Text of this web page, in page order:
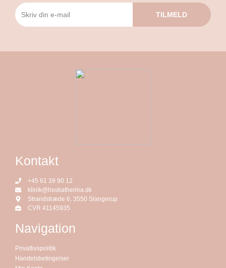
TILMELD
Kontakt
+45 61 39 90 12
klinik@hoskatherina.dk
Strandstræde 6, 3550 Slangerup
CVR 41145935
Navigation
Privatlivspolitik
Handelsbetingelser